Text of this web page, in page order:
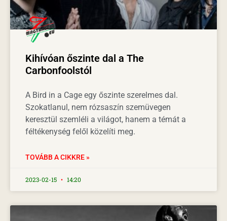
Kihívóan őszinte dal a The
Carbonfoolstól
A Bird in a Cage egy őszinte szerelmes dal.
Szokatlanul, nem rózsaszín szemüvegen
keresztül szemléli a világot, hanem a témát a
féltékenység felől közelíti meg.
TOVÁBB A CIKKRE »
2023-02-15 14:20